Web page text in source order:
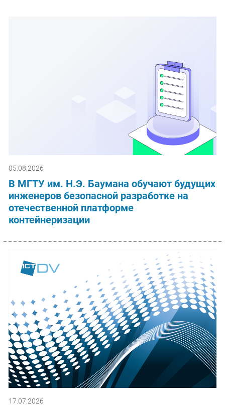
05.08.2026
В МГТУ им. Н.Э. Баумана обучают будущих
инженеров безопасной разработке на
отечественной платформе
контейнеризации
17.07.2026